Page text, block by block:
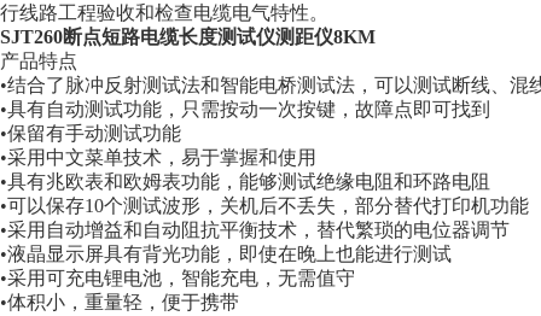
行线路工程验收和检查电缆电气特性。
SJT260断点短路电缆长度测试仪测距仪8KM
产品特点
•结合了脉冲反射测试法和智能电桥测试法，可以测试断线、混
•具有自动测试功能，只需按动一次按键，故障点即可找到
•保留有手动测试功能
•采用中文菜单技术，易于掌握和使用
•具有兆欧表和欧姆表功能，能够测试绝缘电阻和环路电阻
•可以保存10个测试波形，关机后不丢失，部分替代打印机功能
•采用自动增益和自动阻抗平衡技术，替代繁琐的电位器调节
•液晶显示屏具有背光功能，即使在晚上也能进行测试
•采用可充电锂电池，智能充电，无需值守
•体积小，重量轻，便于携带